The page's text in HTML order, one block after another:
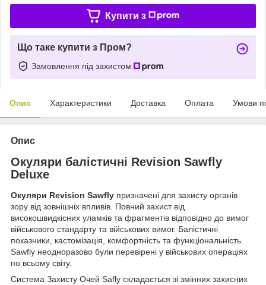
Купити з
Що таке купити з Пром?
Замовлення під захистом
Опис Характеристики Доставка Оплата Умови
Опис
Окуляри балістичні Revision Sawfly
Deluxe
Окуляри Revision Sawfly призначені для захисту органів
зору від зовнішніх впливів. Повний захист від
високошвидкісних уламків та фрагментів відповідно до вимог
військового стандарту та військових вимог. Балістичні
показники, кастомізація, комфортність та функціональність
Sawfly неодноразово були перевірені у військових операціях
по всьому світу.
Система Захисту Очей Safly складається зі змінних захисних